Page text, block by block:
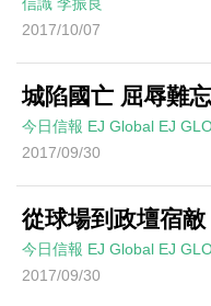
2017/10/07
城陷國亡 屈辱難忘
今日信報 EJ Global EJ
2017/09/30
從球場到政壇宿敵
今日信報 EJ Global EJ
2017/09/30